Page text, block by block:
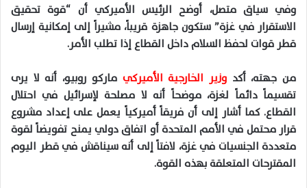
وفي سياق متصل، أوضح الرئيس الأميركي أن “قوة تحقيق
الاستقرار في غزة” ستكون جاهزة قريباً، مشيراً إلى إمكانية إرسال
قطر قوات لحفظ السلام داخل القطاع إذا تطلب الأمر.
من جهته، أكد وزير الخارجية الأميركي ماركو روبيو، أنه لا يرى
تقسيماً دائماً لغزة، موضحاً أنه لا مصلحة لإسرائيل في احتلال
القطاع. كما أشار إلى أن فريقاً أميركياً يعمل على إعداد مشروع
قرار محتمل في الأمم المتحدة أو اتفاق دولي يمنح تفويضاً لقوة
متعددة الجنسيات في غزة، لافتاً إلى أنه سيناقش في قطر اليوم
المقترحات المتعلقة بهذه القوة.